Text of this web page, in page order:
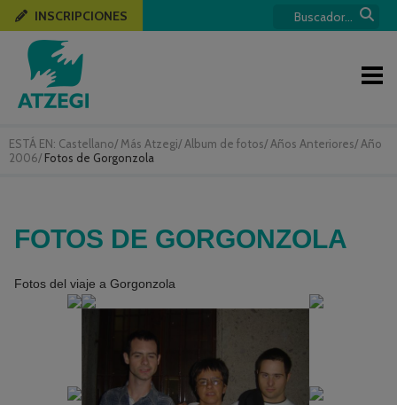
ESTÁ EN: Castellano/ Más Atzegi/ Album de fotos/ Años Anteriores/ Año
2006/ Fotos de Gorgonzola
INSCRIPCIONES
FOTOS DE GORGONZOLA
Fotos del viaje a Gorgonzola